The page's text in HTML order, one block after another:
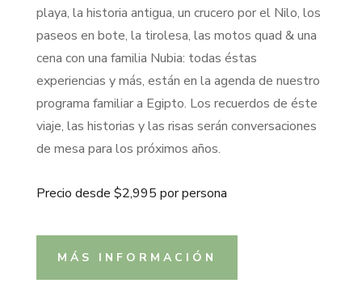
playa, la historia antigua, un crucero por el Nilo, los
paseos en bote, la tirolesa, las motos quad & una
cena con una familia Nubia: todas éstas
experiencias y más, están en la agenda de nuestro
programa familiar a Egipto. Los recuerdos de éste
viaje, las historias y las risas serán conversaciones
de mesa para los próximos años.
Precio desde $2,995 por persona
MÁS INFORMACIÓN